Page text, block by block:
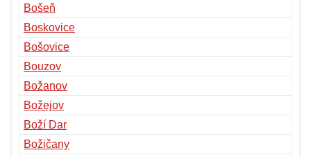
Bošeň
Boskovice
Bošovice
Bouzov
Božanov
Božejov
Boží Dar
Božičany